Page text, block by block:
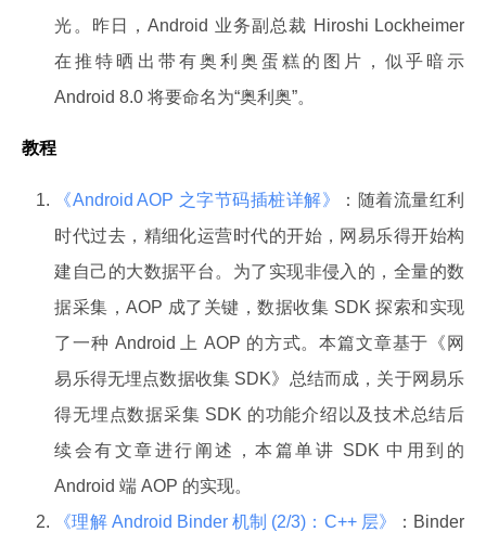
光。昨日，Android 业务副总裁 Hiroshi Lockheimer
在推特晒出带有奥利奥蛋糕的图片，似乎暗示
Android 8.0 将要命名为“奥利奥”。
教程
《Android AOP 之字节码插桩详解》
：随着流量红利
时代过去，精细化运营时代的开始，网易乐得开始构
建自己的大数据平台。为了实现非侵入的，全量的数
据采集，AOP 成了关键，数据收集 SDK 探索和实现
了一种 Android 上 AOP 的方式。本篇文章基于《网
易乐得无埋点数据收集 SDK》总结而成，关于网易乐
得无埋点数据采集 SDK 的功能介绍以及技术总结后
续会有文章进行阐述，本篇单讲 SDK 中用到的
Android 端 AOP 的实现。
《理解 Android Binder 机制 (2/3)：C++ 层》
：Binder